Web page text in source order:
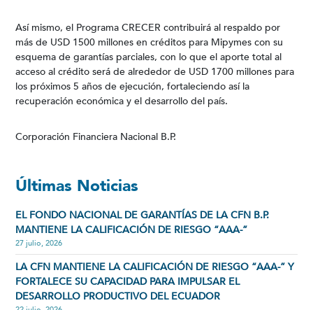
Así mismo, el Programa CRECER contribuirá al respaldo por
más de USD 1500 millones en créditos para Mipymes con su
esquema de garantías parciales, con lo que el aporte total al
acceso al crédito será de alrededor de USD 1700 millones para
los próximos 5 años de ejecución, fortaleciendo así la
recuperación económica y el desarrollo del país.
Corporación Financiera Nacional B.P.
Últimas Noticias
EL FONDO NACIONAL DE GARANTÍAS DE LA CFN B.P.
MANTIENE LA CALIFICACIÓN DE RIESGO “AAA-”
27 julio, 2026
LA CFN MANTIENE LA CALIFICACIÓN DE RIESGO “AAA-” Y
FORTALECE SU CAPACIDAD PARA IMPULSAR EL
DESARROLLO PRODUCTIVO DEL ECUADOR